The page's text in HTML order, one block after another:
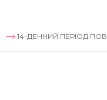
ПЕРІОД ПОВЕРНЕННЯ